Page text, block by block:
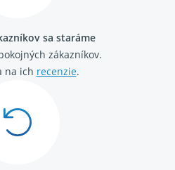
sa staráme
zákazníkov.
na ich recenzie.